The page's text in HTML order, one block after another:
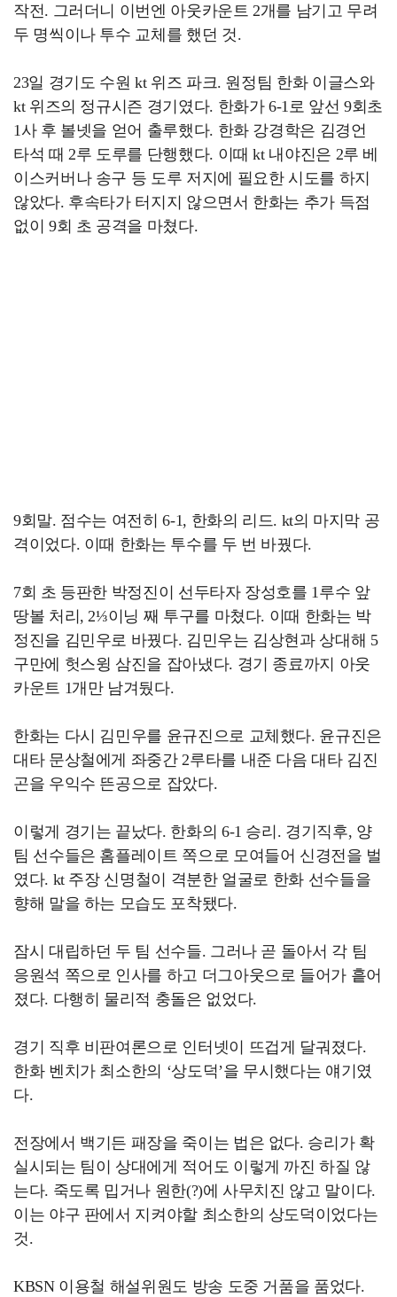
작전. 그러더니 이번엔 아웃카운트 2개를 남기고 무려
두 명씩이나 투수 교체를 했던 것.
23일 경기도 수원 kt 위즈 파크. 원정팀 한화 이글스와
kt 위즈의 정규시즌 경기였다. 한화가 6-1로 앞선 9회초
1사 후 볼넷을 얻어 출루했다. 한화 강경학은 김경언
타석 때 2루 도루를 단행했다. 이때 kt 내야진은 2루 베
이스커버나 송구 등 도루 저지에 필요한 시도를 하지
않았다. 후속타가 터지지 않으면서 한화는 추가 득점
없이 9회 초 공격을 마쳤다.
9회말. 점수는 여전히 6-1, 한화의 리드. kt의 마지막 공
격이었다. 이때 한화는 투수를 두 번 바꿨다.
7회 초 등판한 박정진이 선두타자 장성호를 1루수 앞
땅볼 처리, 2⅓이닝 째 투구를 마쳤다. 이때 한화는 박
정진을 김민우로 바꿨다. 김민우는 김상현과 상대해 5
구만에 헛스윙 삼진을 잡아냈다. 경기 종료까지 아웃
카운트 1개만 남겨뒀다.
한화는 다시 김민우를 윤규진으로 교체했다. 윤규진은
대타 문상철에게 좌중간 2루타를 내준 다음 대타 김진
곤을 우익수 뜬공으로 잡았다.
이렇게 경기는 끝났다. 한화의 6-1 승리. 경기직후, 양
팀 선수들은 홈플레이트 쪽으로 모여들어 신경전을 벌
였다. kt 주장 신명철이 격분한 얼굴로 한화 선수들을
향해 말을 하는 모습도 포착됐다.
잠시 대립하던 두 팀 선수들. 그러나 곧 돌아서 각 팀
응원석 쪽으로 인사를 하고 더그아웃으로 들어가 흩어
졌다. 다행히 물리적 충돌은 없었다.
경기 직후 비판여론으로 인터넷이 뜨겁게 달궈졌다.
한화 벤치가 최소한의 ‘상도덕’을 무시했다는 얘기였
다.
전장에서 백기든 패장을 죽이는 법은 없다. 승리가 확
실시되는 팀이 상대에게 적어도 이렇게 까진 하질 않
는다. 죽도록 밉거나 원한(?)에 사무치진 않고 말이다.
이는 야구 판에서 지켜야할 최소한의 상도덕이었다는
것.
KBSN 이용철 해설위원도 방송 도중 거품을 품었다.